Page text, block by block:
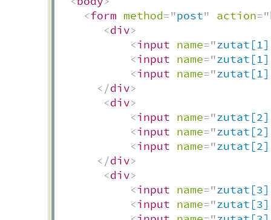
<form method="post" action="
<div>
<input name="
<input name="
<input name="
</div>
<div>
<input name="
<input name="
<input name="
</div>
<div>
<input name="
<input name="